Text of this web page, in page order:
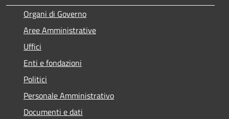
Organi di Governo
Aree Amministrative
Uffici
Enti e fondazioni
Politici
Personale Amministrativo
Documenti e dati